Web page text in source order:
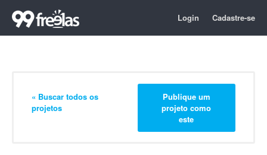
Login Cadastre-se
« Buscar todos os
projetos
Publique um
projeto como
este